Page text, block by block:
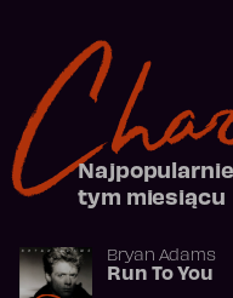
tym miesiącu
Bryan Adams
Run To You